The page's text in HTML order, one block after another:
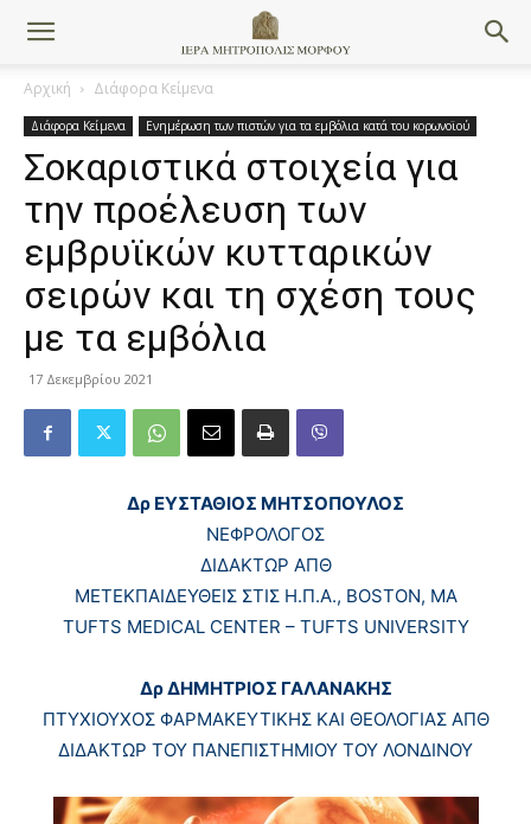
Αρχική Διάφορα Κείμενα
Διάφορα Κείμενα Ενημέρωση των πιστών για τα εμβόλια κατά του κορωνοϊού
Σοκαριστικά στοιχεία για
την προέλευση των
εμβρυϊκών κυτταρικών
σειρών και τη σχέση τους
με τα εμβόλια
17 Δεκεμβρίου 2021
Δρ ΕΥΣΤΑΘΙΟΣ ΜΗΤΣΟΠΟΥΛΟΣ
ΝΕΦΡΟΛΟΓΟΣ
ΔΙΔΑΚΤΩΡ ΑΠΘ
ΜΕΤΕΚΠΑΙΔΕΥΘΕΙΣ ΣΤΙΣ Η.Π.Α., BOSTON, MA
TUFTS MEDICAL CENTER – TUFTS UNIVERSITY
Δρ ΔΗΜΗΤΡΙΟΣ ΓΑΛΑΝΑΚΗΣ
ΠΤΥΧΙΟΥΧΟΣ ΦΑΡΜΑΚΕΥΤΙΚΗΣ ΚΑΙ ΘΕΟΛΟΓΙΑΣ ΑΠΘ
ΔΙΔΑΚΤΩΡ ΤΟΥ ΠΑΝΕΠΙΣΤΗΜΙΟΥ ΤΟΥ ΛΟΝΔΙΝΟΥ